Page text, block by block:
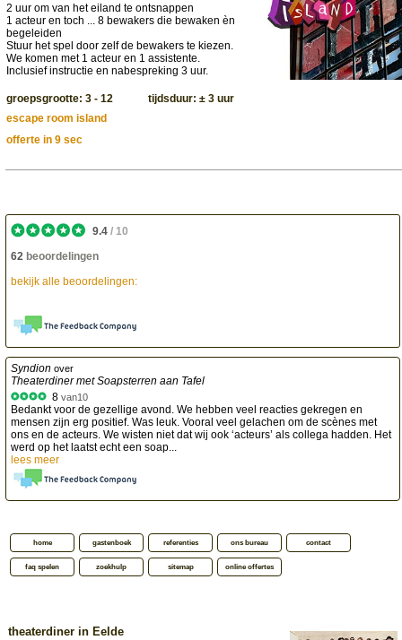
2 uur om van het eiland te ontsnappen
1 acteur en toch ... 8 bewakers die bewaken èn
begeleiden
Stuur het spel door zelf de bewakers te kiezen.
We komen met 1 acteur en 1 assistente.
Inclusief instructie en nabespreking 3 uur.
groepsgrootte: 3 - 12 tijdsduur: ± 3 uur
escape room island
offerte in 9 sec
9.4 / 10
62 beoordelingen
bekijk alle beoordelingen:
Syndion over
Theaterdiner met Soapsterren aan Tafel
8 van10
Bedankt voor de gezellige avond. We hebben veel reacties gekregen en
mensen zijn erg positief. Was leuk. Vooral veel gelachen om de scènes met
ons en de acteurs. We wisten niet dat wij ook ‘acteurs’ als collega hadden. Het
werd op het laatst echt een soap...
lees meer
home gastenboek referenties ons bureau contact
faq spelen zoekhulp sitemap online offertes
theaterdiner in Eelde